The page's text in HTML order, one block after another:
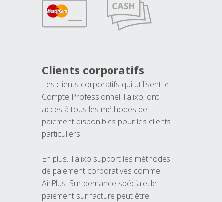
Clients corporatifs
Les clients corporatifs qui utilisent le
Compte Professionnel Talixo, ont
accès à tous les méthodes de
paiement disponibles pour les clients
particuliers.
En plus, Talixo support les méthodes
de paiement corporatives comme
AirPlus. Sur demande spéciale, le
paiement sur facture peut être